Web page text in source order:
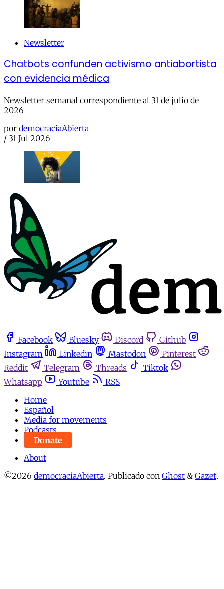
Newsletter
Chatbots confunden activismo antiabortista
con evidencia médica
Newsletter semanal correspondiente al 31 de julio de
2026
por democraciaAbierta
/ 31 Jul 2026
Facebook Bluesky Discord
Github
Instagram
Linkedin Mastodon
Pinterest
Reddit
Telegram Threads
Tiktok
Whatsapp
Youtube
RSS
Home
Español
Media for movements
Podcasts
Donate
About
©2026 democraciaAbierta. Publicado con Ghost & Gazet.